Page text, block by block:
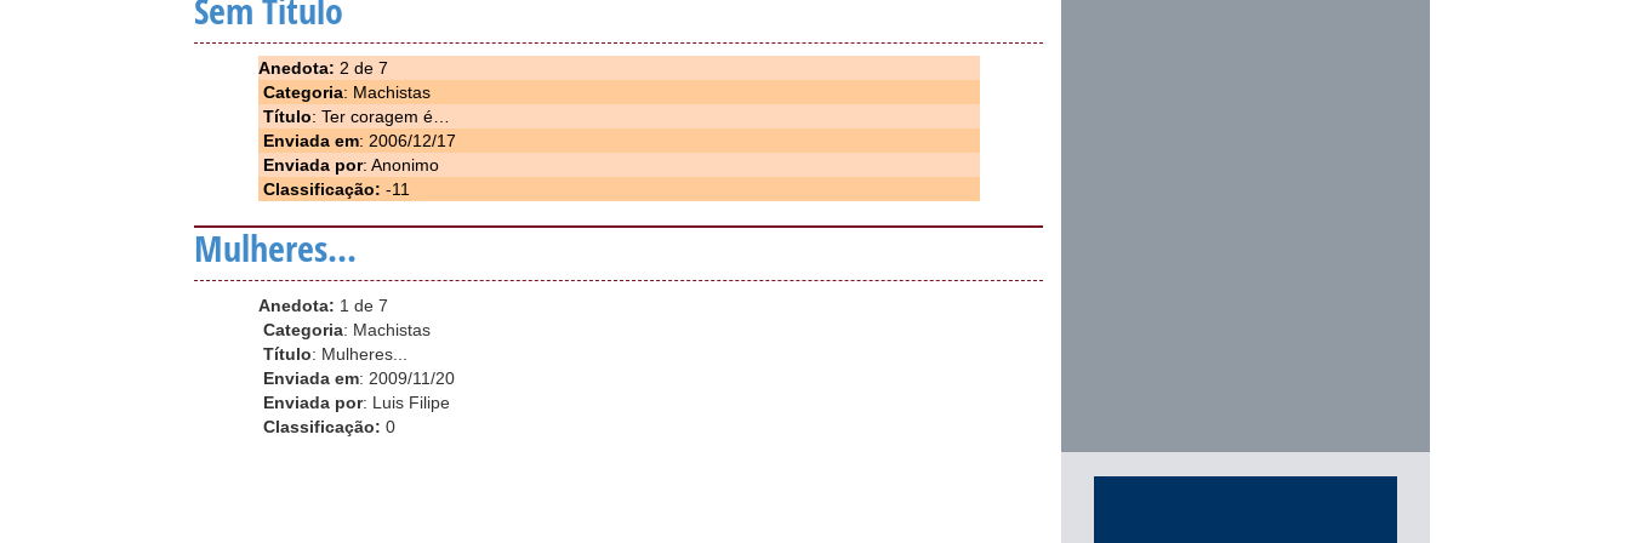
Sem Titulo
Anedota: 2 de 7
Categoria: Machistas
Título: Ter coragem é…
Enviada em: 2006/12/17
Enviada por: Anonimo
Classificação: -11
Mulheres...
Anedota: 1 de 7
Categoria: Machistas
Título: Mulheres...
Enviada em: 2009/11/20
Enviada por: Luis Filipe
Classificação: 0